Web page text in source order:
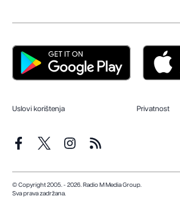
Uslovi korištenja Privatnost
© Copyright 2005. - 2026. Radio M Media Group.
Sva prava zadržana.